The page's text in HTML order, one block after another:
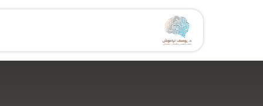
تخطي للذهاب إلى المحتوى